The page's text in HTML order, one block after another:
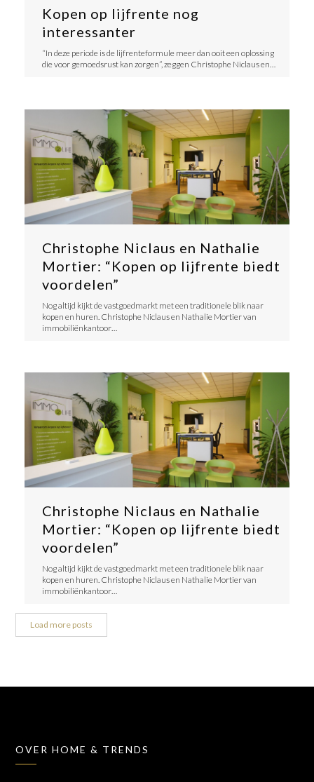
Kopen op lijfrente nog
interessanter
“In deze periode is de lijfrenteformule meer dan ooit een oplossing
die voor gemoedsrust kan zorgen”, zeggen Christophe Niclaus en…
Christophe Niclaus en Nathalie
Mortier: “Kopen op lijfrente biedt
voordelen”
Nog altijd kijkt de vastgoedmarkt met een traditionele blik naar
kopen en huren. Christophe Niclaus en Nathalie Mortier van
immobiliënkantoor…
Christophe Niclaus en Nathalie
Mortier: “Kopen op lijfrente biedt
voordelen”
Nog altijd kijkt de vastgoedmarkt met een traditionele blik naar
kopen en huren. Christophe Niclaus en Nathalie Mortier van
immobiliënkantoor…
Load more posts
OVER HOME & TRENDS